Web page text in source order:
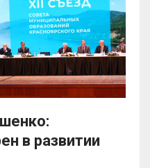
в развитии